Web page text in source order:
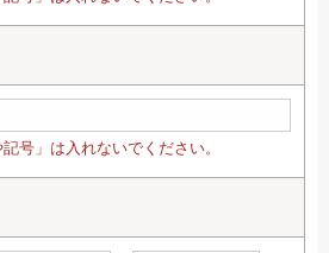
号」は入れないでください。